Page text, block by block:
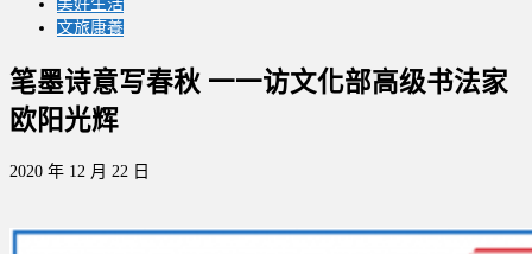
美好生活
文旅康養
笔墨诗意写春秋 一一访文化部高级书法家
欧阳光辉
2020 年 12 月 22 日